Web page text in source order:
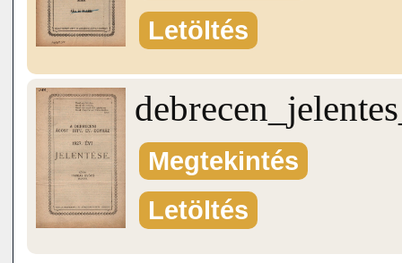
Letöltés
Megtekintés
Letöltés